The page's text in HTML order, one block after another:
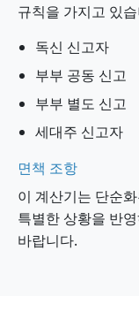
규칙을 가지고 있
독신 신고자
부부 공동 신고
부부 별도 신고
세대주 신고자
면책 조항
이 계산기는 단순
특별한 상황을 반
바랍니다.